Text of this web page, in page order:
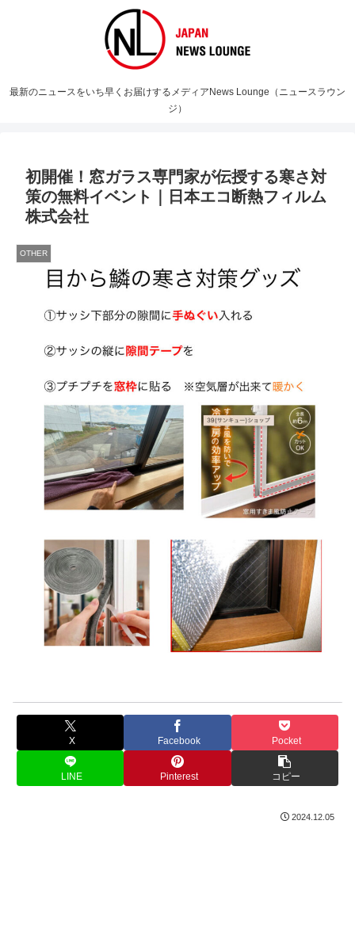
最新のニュースをいち早くお届けするメディアNews Lounge（ニュースラウン
ジ）
初開催！窓ガラス専門家が伝授する寒さ対
策の無料イベント｜日本エコ断熱フィルム
株式会社
OTHER
X Facebook Pocket
LINE Pinterest コピー
2024.12.05